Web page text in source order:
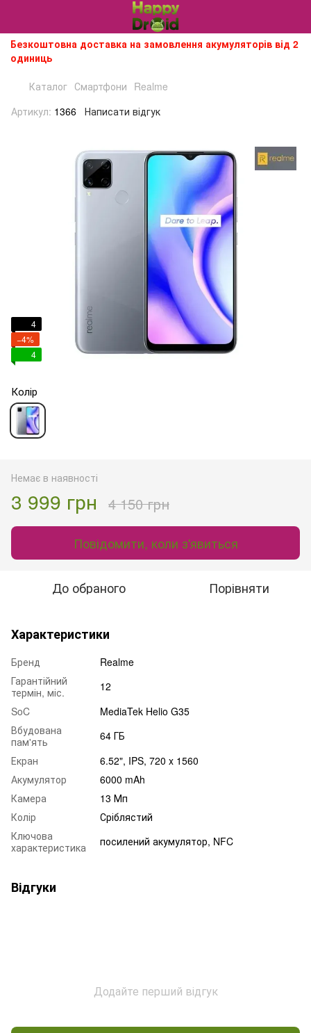
Безкоштовна доставка на замовлення акумуляторів від 2
одиниць
Каталог Смартфони Realme
Артикул: 1366 Написати відгук
4
−4%
4
Колір
Немає в наявності
3 999 грн 4 150 грн
Повідомити, коли з'явиться
До обраного Порівняти
Характеристики
Бренд
Realme
Гарантійний
термін, міс.
12
SoC
MediaTek Helio G35
Вбудована
пам'ять
64 ГБ
Екран
6.52", IPS, 720 x 1560
Акумулятор
6000 mAh
Камера
13 Мп
Колір
Сріблястий
Ключова
характеристика
посилений акумулятор, NFC
Відгуки
Додайте перший відгук